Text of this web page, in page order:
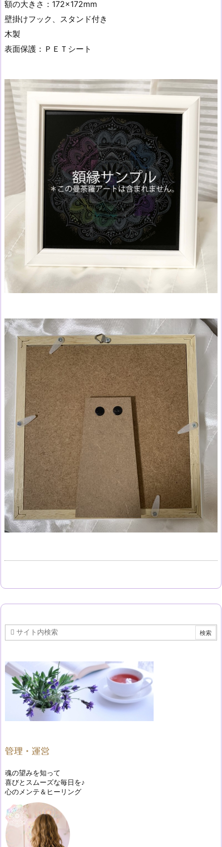
額の大きさ：172×172mm
壁掛けフック、スタンド付き
木製
表面保護：ＰＥＴシート
管理・運営
魂の望みを知って
喜びとスムーズな毎日を♪
心のメンテ＆ヒーリング